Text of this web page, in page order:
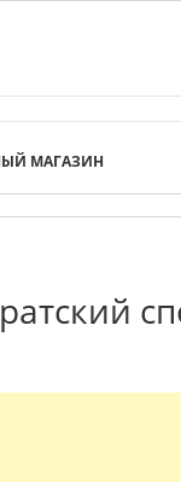
МАГАЗИН